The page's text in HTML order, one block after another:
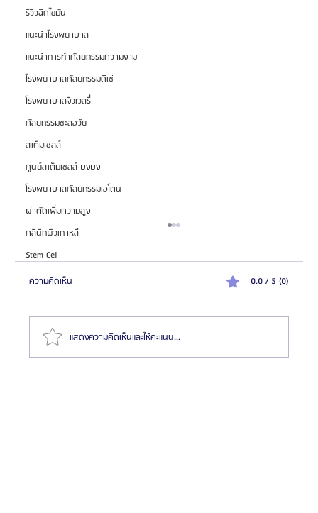
รีวิวฉีดไขมัน
แนะนำโรงพยาบาล
แนะนำการทำศัลยกรรมความงาม
โรงพยาบาลศัลยกรรมดีเซ่
โรงพยาบาลจิวเวลรี่
ศัลยกรรมชะลอวัย
สเต็มเซลล์
ศูนย์สเต็มเซลล์ บงบง
โรงพยาบาลศัลยกรรมเอโตน
ผ่าตัดเพิ่มความสูง
คลินิกผิวเกาหลี
Stem Cell
ความคิดเห็น 0.0 / 5 (0)
แสดงความคิดเห็นและให้คะแนน...